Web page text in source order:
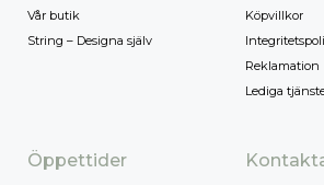
Vår butik
String – Designa själv
Köpvillkor
Reklamation
Lediga
Öppettider